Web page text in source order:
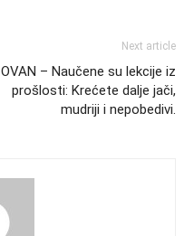
Next article
OVAN – Naučene su lekcije iz
prošlosti: Krećete dalje jači,
mudriji i nepobedivi.